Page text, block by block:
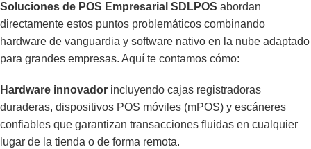
Soluciones de POS Empresarial SDLPOS abordan
directamente estos puntos problemáticos combinando
hardware de vanguardia y software nativo en la nube adaptado
para grandes empresas. Aquí te contamos cómo:
Hardware innovador incluyendo cajas registradoras
duraderas, dispositivos POS móviles (mPOS) y escáneres
confiables que garantizan transacciones fluidas en cualquier
lugar de la tienda o de forma remota.